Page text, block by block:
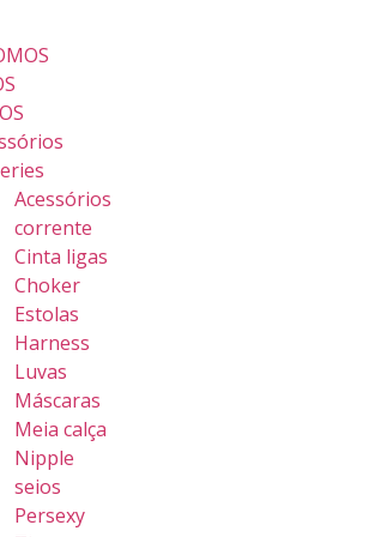
Acessórios
corrente
Cinta ligas
Choker
Estolas
Harness
Luvas
Máscaras
Meia calça
Nipple
seios
Persexy